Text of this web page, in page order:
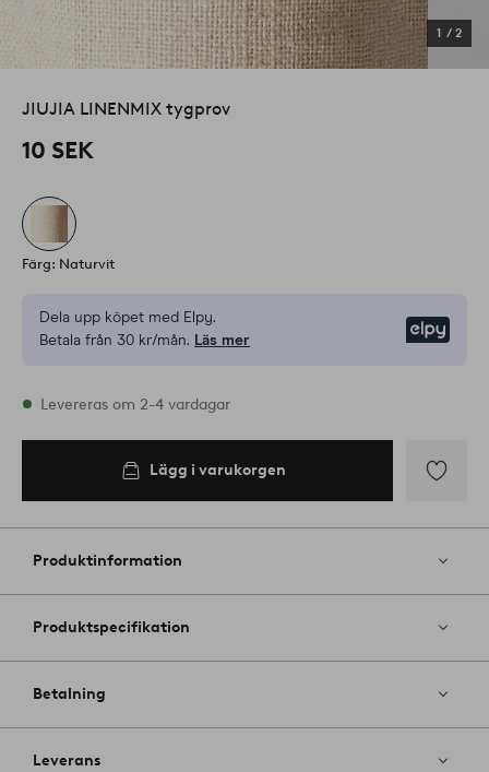
1 / 2
JIUJIA LINENMIX tygprov
10 SEK
Färg: Naturvit
Dela upp köpet med Elpy.
Betala från 30 kr/mån. Läs mer
I lager
Levereras om 2-4 vardagar
Lägg i varukorgen
till
favoriter
Produktinformation
Produktspecifikation
Betalning
Leverans